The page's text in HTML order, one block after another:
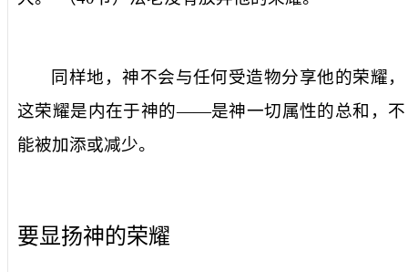
同样地，神不会与任何受造物分享他的荣耀，
这荣耀是内在于神的——是神一切属性的总和，不
能被加添或减少。
要显扬神的荣耀